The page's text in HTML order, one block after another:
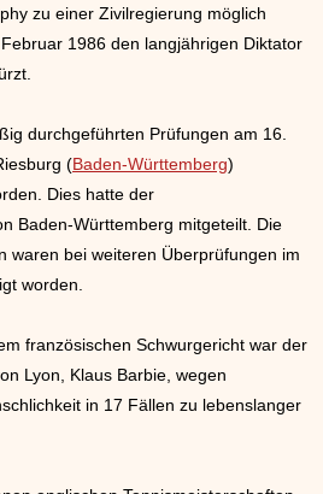
zu einer Zivilregierung möglich
1986 den langjährigen Diktator
durchgeführten Prüfungen am 16.
(Baden-Württemberg)
Dies hatte der
Baden-Württemberg mitgeteilt. Die
waren bei weiteren Überprüfungen im
worden.
französischen Schwurgericht war der
Lyon, Klaus Barbie, wegen
in 17 Fällen zu lebenslanger